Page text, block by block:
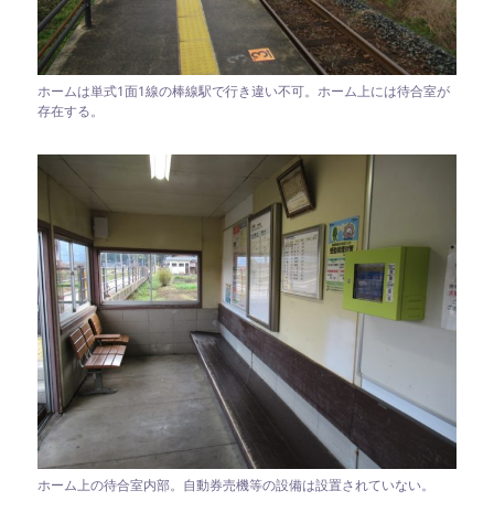
ホームは単式1面1線の棒線駅で行き違い不可。ホーム上には待合室が
存在する。
ホーム上の待合室内部。自動券売機等の設備は設置されていない。